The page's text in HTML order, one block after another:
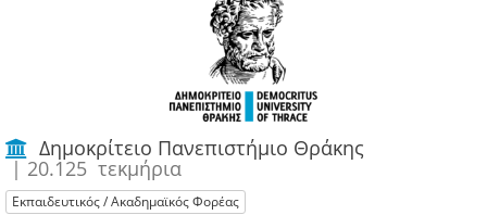
Δημοκρίτειο Πανεπιστήμιο Θράκης
| 20.125 τεκμήρια
Εκπαιδευτικός / Ακαδημαϊκός Φορέας